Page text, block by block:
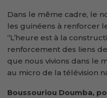
Dans le même cadre, le
les guinéens à renforcer
‘’L’heure est à la
renforcement des liens
que nous vivions dans le
au micro de la télévision
Boussouriou Doumba,